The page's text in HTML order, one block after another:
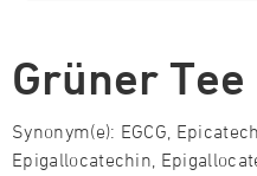
Grüner Tee
Synonym(e): EGCG,
Epigallocatechin,